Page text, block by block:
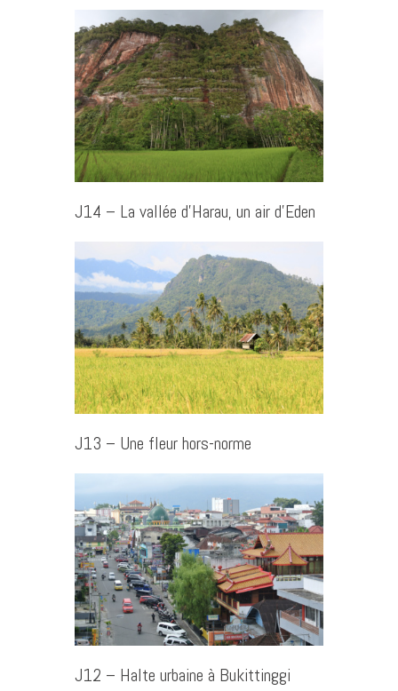
J14 – La vallée d’Harau, un air d’Eden
J13 – Une fleur hors-norme
J12 – Halte urbaine à Bukittinggi